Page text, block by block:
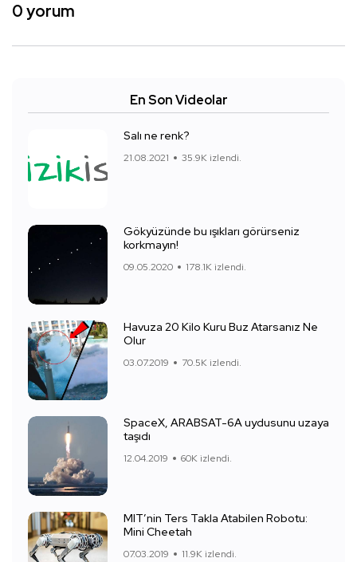
0 yorum
En Son Videolar
Salı ne renk?
21.08.2021 35.9K izlendi.
Gökyüzünde bu ışıkları görürseniz
korkmayın!
09.05.2020 178.1K izlendi.
Havuza 20 Kilo Kuru Buz Atarsanız Ne
Olur
03.07.2019 70.5K izlendi.
SpaceX, ARABSAT-6A uydusunu uzaya
taşıdı
12.04.2019 60K izlendi.
MIT’nin Ters Takla Atabilen Robotu:
Mini Cheetah
07.03.2019 11.9K izlendi.